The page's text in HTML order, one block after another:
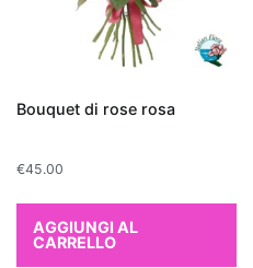
Bouquet di rose rosa
€45.00
AGGIUNGI AL
CARRELLO